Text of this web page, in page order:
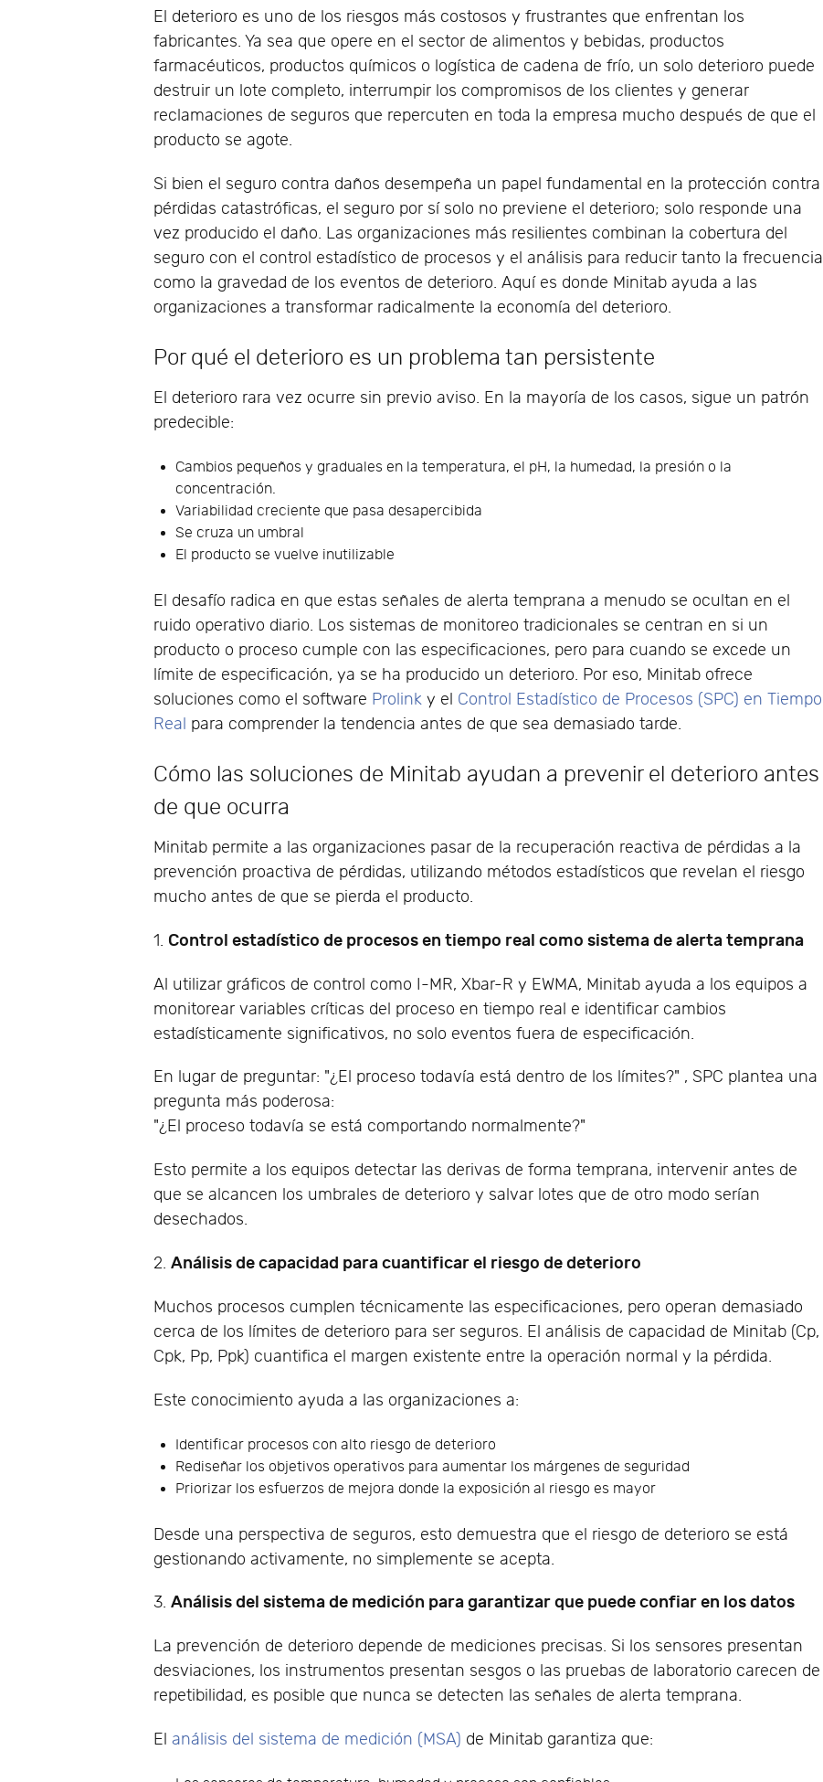
El deterioro es uno de los riesgos más costosos y frustrantes que enfrentan los
fabricantes. Ya sea que opere en el sector de alimentos y bebidas, productos
farmacéuticos, productos químicos o logística de cadena de frío, un solo deterioro puede
destruir un lote completo, interrumpir los compromisos de los clientes y generar
reclamaciones de seguros que repercuten en toda la empresa mucho después de que el
producto se agote.
Si bien el seguro contra daños desempeña un papel fundamental en la protección contra
pérdidas catastróficas, el seguro por sí solo no previene el deterioro; solo responde una
vez producido el daño. Las organizaciones más resilientes combinan la cobertura del
seguro con el control estadístico de procesos y el análisis para reducir tanto la frecuencia
como la gravedad de los eventos de deterioro. Aquí es donde Minitab ayuda a las
organizaciones a transformar radicalmente la economía del deterioro.
Por qué el deterioro es un problema tan persistente
El deterioro rara vez ocurre sin previo aviso. En la mayoría de los casos, sigue un patrón
predecible:
Cambios pequeños y graduales en la temperatura, el pH, la humedad, la presión o la
concentración.
Variabilidad creciente que pasa desapercibida
Se cruza un umbral
El producto se vuelve inutilizable
El desafío radica en que estas señales de alerta temprana a menudo se ocultan en el
ruido operativo diario. Los sistemas de monitoreo tradicionales se centran en si un
producto o proceso cumple con las especificaciones, pero para cuando se excede un
límite de especificación, ya se ha producido un deterioro. Por eso, Minitab ofrece
soluciones como el software Prolink y el Control Estadístico de Procesos (SPC) en Tiempo
Real para comprender la tendencia antes de que sea demasiado tarde.
Cómo las soluciones de Minitab ayudan a prevenir el deterioro antes
de que ocurra
Minitab permite a las organizaciones pasar de la recuperación reactiva de pérdidas a la
prevención proactiva de pérdidas, utilizando métodos estadísticos que revelan el riesgo
mucho antes de que se pierda el producto.
1. Control estadístico de procesos en tiempo real como sistema de alerta temprana
Al utilizar gráficos de control como I-MR, Xbar-R y EWMA, Minitab ayuda a los equipos a
monitorear variables críticas del proceso en tiempo real e identificar cambios
estadísticamente significativos, no solo eventos fuera de especificación.
En lugar de preguntar: "¿El proceso todavía está dentro de los límites?" , SPC plantea una
pregunta más poderosa:
"¿El proceso todavía se está comportando normalmente?"
Esto permite a los equipos detectar las derivas de forma temprana, intervenir antes de
que se alcancen los umbrales de deterioro y salvar lotes que de otro modo serían
desechados.
2.Análisis de capacidad para cuantificar el riesgo de deterioro
Muchos procesos cumplen técnicamente las especificaciones, pero operan demasiado
cerca de los límites de deterioro para ser seguros. El análisis de capacidad de Minitab (Cp,
Cpk, Pp, Ppk) cuantifica el margen existente entre la operación normal y la pérdida.
Este conocimiento ayuda a las organizaciones a:
Identificar procesos con alto riesgo de deterioro
Rediseñar los objetivos operativos para aumentar los márgenes de seguridad
Priorizar los esfuerzos de mejora donde la exposición al riesgo es mayor
Desde una perspectiva de seguros, esto demuestra que el riesgo de deterioro se está
gestionando activamente, no simplemente se acepta.
3.Análisis del sistema de medición para garantizar que puede confiar en los datos
La prevención de deterioro depende de mediciones precisas. Si los sensores presentan
desviaciones, los instrumentos presentan sesgos o las pruebas de laboratorio carecen de
repetibilidad, es posible que nunca se detecten las señales de alerta temprana.
Elanálisis del sistema de medición (MSA) de Minitab garantiza que: